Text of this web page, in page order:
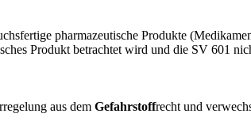
pharmazeutische Produkte
Produkt betrachtet wird und die SV 601
aus dem Gefahrstoffrecht und